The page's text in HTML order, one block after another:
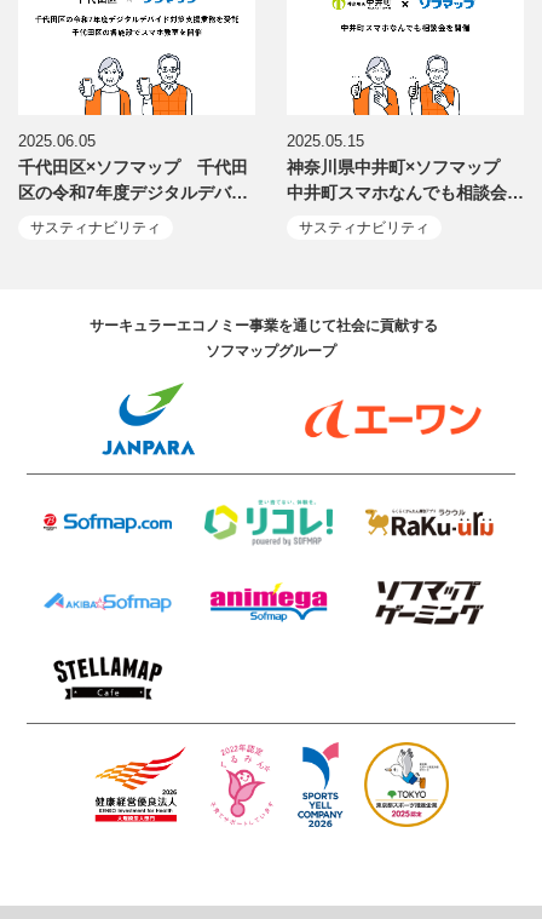
2025.06.05
千代田区×ソフマップ 千代田
区の令和7年度デジタルデバ…
サスティナビリティ
2025.05.15
神奈川県中井町×ソフマップ
中井町スマホなんでも相談会…
サスティナビリティ
サーキュラーエコノミー事業を通じて社会に貢献する
ソフマップグループ